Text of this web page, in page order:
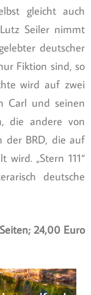
gleicht auch
Seiler nimmt
deutscher
Fiktion sind, so
wird auf zwei
Carl und seinen
die andere von
der BRD, die auf
wird. „Stern 111“
deutsche
24,00 Euro